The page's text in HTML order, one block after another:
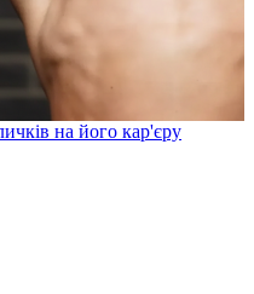
на його кар'єру